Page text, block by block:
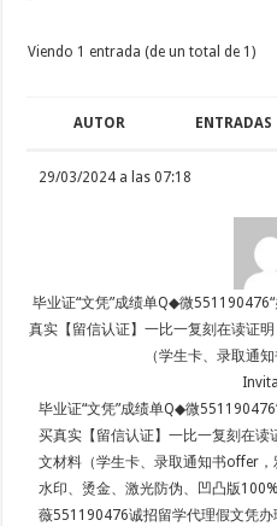
Viendo 1 entrada (de un total de 1)
AUTOR ENTRADAS
29/03/2024 a las 07:18
毕业证“文凭”成绩单Q◆微
真实【留信认证】一比一复刻在读证
（学生卡、录取通
毕业证“文凭”成绩单Q◆微
买真实【留信认证】一比一复刻在
文材料（学生卡、录取通知书offer，
水印、烫金、激光防伪、凹凸版
薇551190476诚招留学代理假文凭